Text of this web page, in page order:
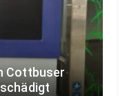
Cottbuser